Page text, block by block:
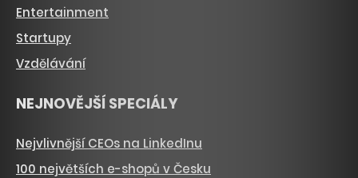
Entertainment
Startupy
Vzdělávání
NEJNOVĚJŠÍ SPECIÁLY
Nejvlivnější CEOs na LinkedInu
100 největších e-shopů v Česku